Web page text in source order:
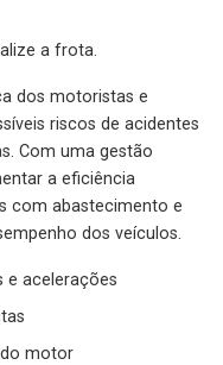
a frota.
dos motoristas e
riscos de acidentes
Com uma gestão
a eficiência
com abastecimento e
dos veículos.
e acelerações
motor